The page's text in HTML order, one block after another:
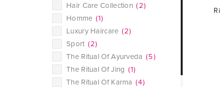
Hair Care Collection (2)
Homme (1)
Luxury Haircare (2)
Sport (2)
The Ritual Of Ayurveda (5)
The Ritual Of Jing (1)
The Ritual Of Karma (4)